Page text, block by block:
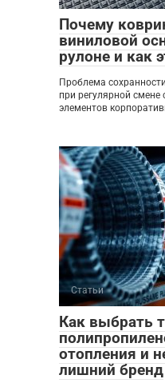
Почему
виниловой
рулоне и как
Проблема
при регулярной
элементов
Статьи
Как выбрать
отопления и
лишний бренд